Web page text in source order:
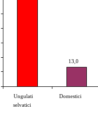
13,0
Ungulati
selvatici
Domestici